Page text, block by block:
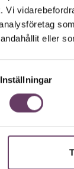
eller
Inställningar